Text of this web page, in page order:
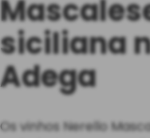
siciliana
Adega
Os vinhos Nerello